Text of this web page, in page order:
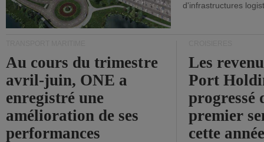
d'infrastructures
Au cours du trimestre
avril-juin, ONE a
enregistré une
amélioration de ses
performances
Les
Port
progressé
premier
cette